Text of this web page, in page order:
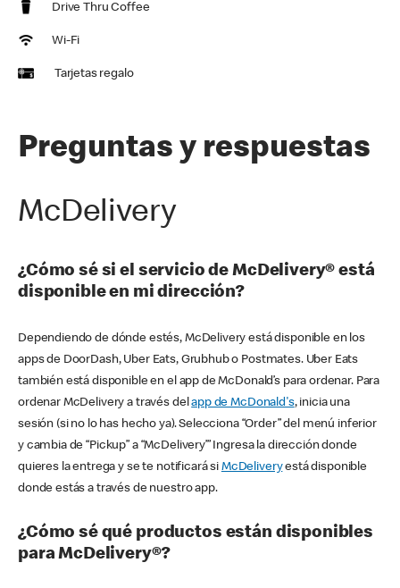
Drive Thru Coffee
Wi-Fi
Tarjetas regalo
Preguntas y respuestas
McDelivery
¿Cómo sé si el servicio de McDelivery® está
disponible en mi dirección?
Dependiendo de dónde estés, McDelivery está disponible en los
apps de DoorDash, Uber Eats, Grubhub o Postmates. Uber Eats
también está disponible en el app de McDonald’s para ordenar. Para
ordenar McDelivery a través delapp de McDonald's, inicia una
sesión (si no lo has hecho ya). Selecciona “Order” del menú inferior
y cambia de “Pickup” a “McDelivery’” Ingresa la dirección donde
quieres la entrega y se te notificará si McDeliveryestá disponible
donde estás a través de nuestro app.
¿Cómo sé qué productos están disponibles
para McDelivery®?